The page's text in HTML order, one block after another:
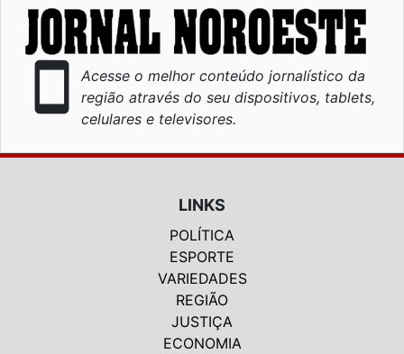
smartphone
Acesse o melhor conteúdo jornalístico da
região através do seu dispositivos, tablets,
celulares e televisores.
LINKS
POLÍTICA
ESPORTE
VARIEDADES
REGIÃO
JUSTIÇA
ECONOMIA